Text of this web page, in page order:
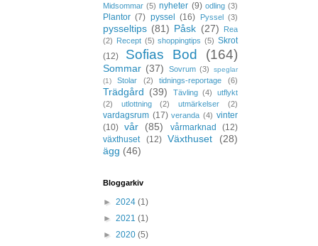
Midsommar (5) nyheter (9) odling (3)
Plantor (7) pyssel (16) Pyssel (3)
pysseltips (81) Påsk (27)
Rea
(2) Recept (5) shoppingtips (5) Skrot
(12)
Sofias Bod (164)
Sommar (37) Sovrum (3)
speglar
(1)
Stolar (2) tidnings-reportage (6)
Trädgård (39) Tävling (4)
utflykt
(2)
utlottning (2) utmärkelser (2)
vardagsrum (17) veranda (4) vinter
(10) vår (85) vårmarknad
(12)
växthuset
(12) Växthuset
(28)
ägg (46)
Bloggarkiv
► 2024 (1)
► 2021 (1)
► 2020 (5)